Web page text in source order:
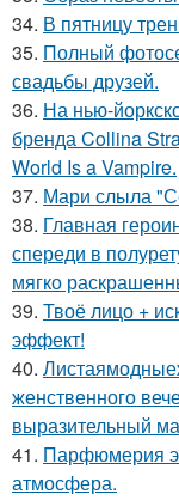
34. В пятницу
35. Полный
свадьбы друзей.
36. На нью-
бренда Collina
World Is a Vampire.
37. Мари слыла
38. Главная
спереди в
мягко
39. Твоё лицо +
эффект!
40.
женственного
выразительный
41. Парфюмерия
атмосфера.